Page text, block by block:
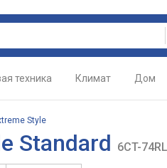
техника Климат Дом
Style
Standard 6CT-74RL